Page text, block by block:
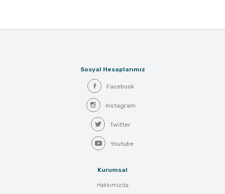
Sosyal Hesaplarımız
Facebook
Instagram
Twitter
Youtube
Kurumsal
Hakkımızda